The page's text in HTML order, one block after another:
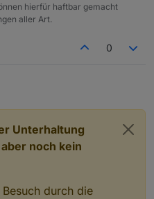
hierfür haftbar gemacht
aller Art.
0
Unterhaltung
noch kein
durch die